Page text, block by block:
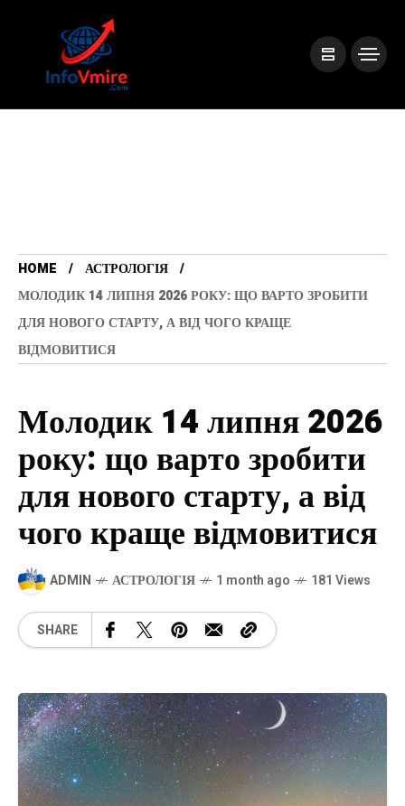
HOME
АСТРОЛОГІЯ
МОЛОДИК 14 ЛИПНЯ 2026 РОКУ: ЩО ВАРТО ЗРОБИТИ
ДЛЯ НОВОГО СТАРТУ, А ВІД ЧОГО КРАЩЕ
ВІДМОВИТИСЯ
Молодик 14 липня 2026
року: що варто зробити
для нового старту, а від
чого краще відмовитися
ADMIN АСТРОЛОГІЯ 1 month ago 181 Views
SHARE